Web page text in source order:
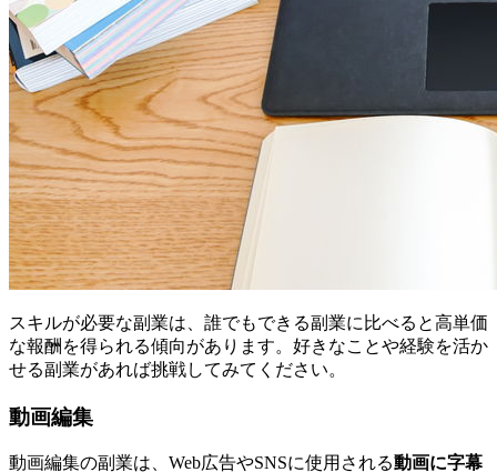
スキルが必要な副業は、誰でもできる副業に比べると高単価
な報酬を得られる傾向があります。好きなことや経験を活か
せる副業があれば挑戦してみてください。
動画編集
動画編集の副業は、Web広告やSNSに使用される動画に字幕